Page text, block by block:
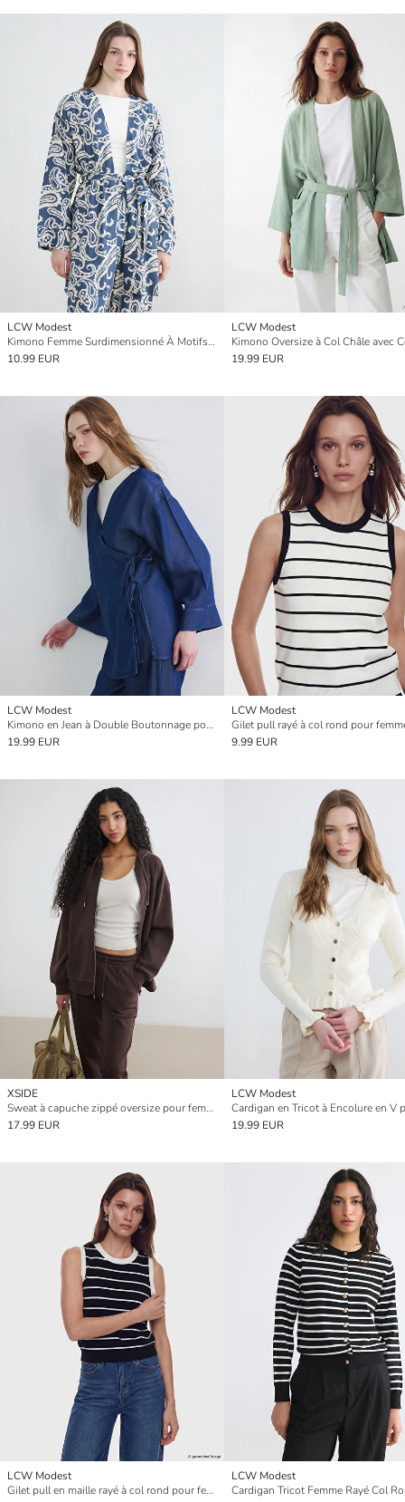
LCW Modest
Kimono Femme Surdimensionné À Motifs À Col Châle
10.99 EUR
LCW Modest
19.99 EUR
LCW Modest
Kimono en Jean à Double Boutonnage pour Femme
19.99 EUR
LCW Modest
Gilet pull rayé à col rond pour
9.99 EUR
XSIDE
Sweat à capuche zippé oversize pour femme
17.99 EUR
LCW Modest
19.99 EUR
LCW Modest
Gilet pull en maille rayé à col rond pour femme
LCW Modest
Cardigan Tricot Femme Rayé Col